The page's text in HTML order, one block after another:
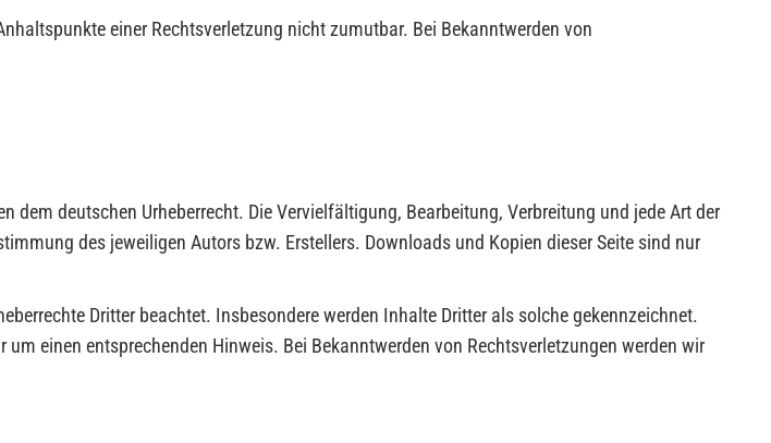
einer Rechtsverletzung nicht zumutbar. Bei Bekanntwerden von
dem deutschen Urheberrecht. Die Vervielfältigung, Bearbeitung, Verbreitung und jede Art der
des jeweiligen Autors bzw. Erstellers. Downloads und Kopien dieser Seite sind nur
Dritter beachtet. Insbesondere werden Inhalte Dritter als solche gekennzeichnet.
einen entsprechenden Hinweis. Bei Bekanntwerden von Rechtsverletzungen werden wir